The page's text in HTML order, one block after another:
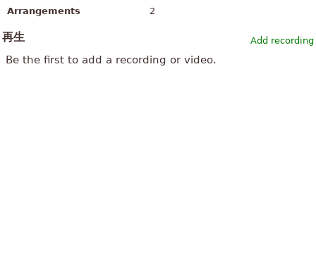
Arrangements
2
Add recording
再生
Be the first to add a recording or video.